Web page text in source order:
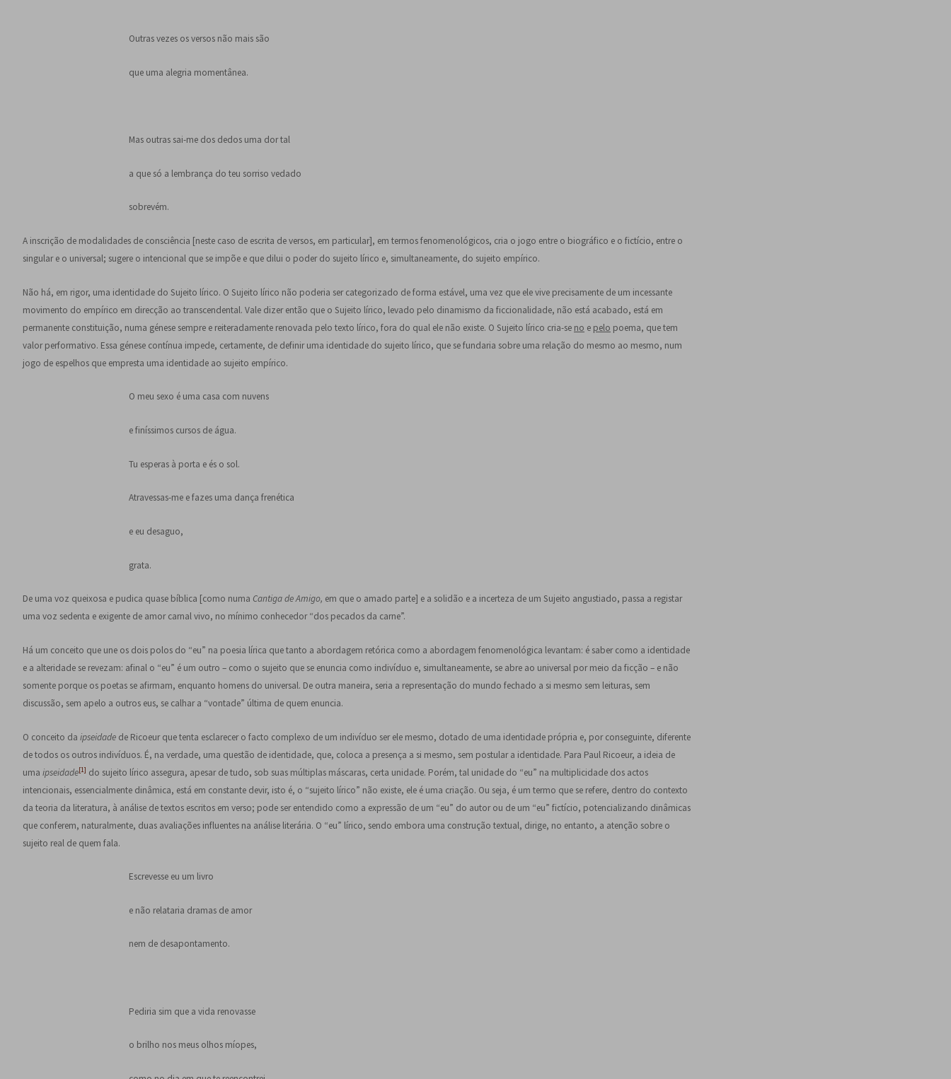
Outras vezes os versos não mais são
que uma alegria momentânea.
Mas outras sai-me dos dedos uma dor tal
a que só a lembrança do teu sorriso vedado
sobrevém.
A inscrição de modalidades de consciência [neste caso de escrita de versos, em particular], em termos fenomenológicos, cria o jogo entre o biográfico e o fictício, entre o
singular e o universal; sugere o intencional que se impõe e que dilui o poder do sujeito lírico e, simultaneamente, do sujeito empírico.
Não há, em rigor, uma identidade do Sujeito lírico. O Sujeito lírico não poderia ser categorizado de forma estável, uma vez que ele vive precisamente de um incessante
movimento do empírico em direcção ao transcendental. Vale dizer então que o Sujeito lírico, levado pelo dinamismo da ficcionalidade, não está acabado, está em
permanente constituição, numa génese sempre e reiteradamente renovada pelo texto lírico, fora do qual ele não existe. O Sujeito lírico cria-se no e pelo poema, que tem
valor performativo. Essa génese contínua impede, certamente, de definir uma identidade do sujeito lírico, que se fundaria sobre uma relação do mesmo ao mesmo, num
jogo de espelhos que empresta uma identidade ao sujeito empírico.
O meu sexo é uma casa com nuvens
e finíssimos cursos de água.
Tu esperas à porta e és o sol.
Atravessas-me e fazes uma dança frenética
e eu desaguo,
grata.
De uma voz queixosa e pudica quase bíblica [como numa Cantiga de Amigo, em que o amado parte] e a solidão e a incerteza de um Sujeito angustiado, passa a registar
uma voz sedenta e exigente de amor carnal vivo, no mínimo conhecedor “dos pecados da carne”.
Há um conceito que une os dois polos do “eu” na poesia lírica que tanto a abordagem retórica como a abordagem fenomenológica levantam: é saber como a identidade
e a alteridade se revezam: afinal o “eu” é um outro – como o sujeito que se enuncia como indivíduo e, simultaneamente, se abre ao universal por meio da ficção – e não
somente porque os poetas se afirmam, enquanto homens do universal. De outra maneira, seria a representação do mundo fechado a si mesmo sem leituras, sem
discussão, sem apelo a outros eus, se calhar a “vontade” última de quem enuncia.
O conceito da ipseidade de Ricoeur que tenta esclarecer o facto complexo de um indivíduo ser ele mesmo, dotado de uma identidade própria e, por conseguinte, diferente
de todos os outros indivíduos. É, na verdade, uma questão de identidade, que, coloca a presença a si mesmo, sem postular a identidade. Para Paul Ricoeur, a ideia de
uma ipseidade[1] do sujeito lírico assegura, apesar de tudo, sob suas múltiplas máscaras, certa unidade. Porém, tal unidade do “eu” na multiplicidade dos actos
intencionais, essencialmente dinâmica, está em constante devir, isto é, o “sujeito lírico” não existe, ele é uma criação. Ou seja, é um termo que se refere, dentro do contexto
da teoria da literatura, à análise de textos escritos em verso; pode ser entendido como a expressão de um “eu” do autor ou de um “eu” fictício, potencializando dinâmicas
que conferem, naturalmente, duas avaliações influentes na análise literária. O “eu” lírico, sendo embora uma construção textual, dirige, no entanto, a atenção sobre o
sujeito real de quem fala.
Escrevesse eu um livro
e não relataria dramas de amor
nem de desapontamento.
Pediria sim que a vida renovasse
o brilho nos meus olhos míopes,